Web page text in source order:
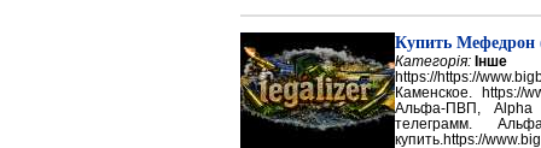
Купить
Категорія: Інше
https://https://
Каменское. https://
Альфа-ПВП, Alpha
телеграмм.
купить.https://